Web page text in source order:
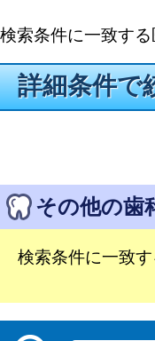
検索条件に一致する
詳細条件で
その他の歯
検索条件に一致す